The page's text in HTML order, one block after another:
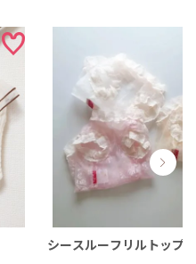
シースルーフリルトップス